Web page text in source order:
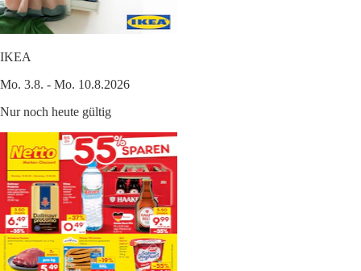
IKEA
Mo. 3.8. - Mo. 10.8.2026
Nur noch heute gültig